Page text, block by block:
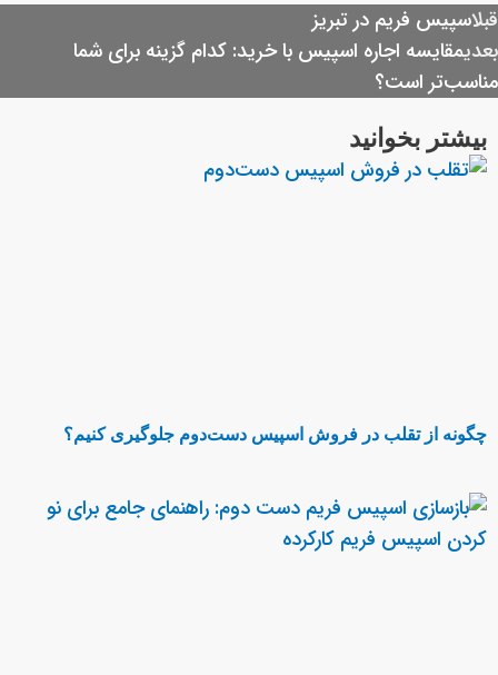
قبلاسپیس فریم در تبریز
بعدیمقایسه اجاره اسپیس با خرید: کدام گزینه برای شما
مناسب‌تر است؟
Next
بیشتر بخوانید
چگونه از تقلب در فروش اسپیس دست‌دوم جلوگیری کنیم؟